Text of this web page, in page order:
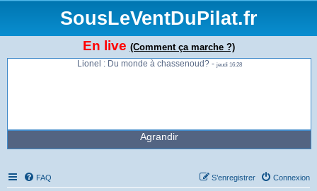
SousLeVentDuPilat.fr
En live (Comment ça marche ?)
Lionel : Du monde à chassenoud? - jeudi 16:28
Agrandir
FAQ Connexion
S’enregistrer